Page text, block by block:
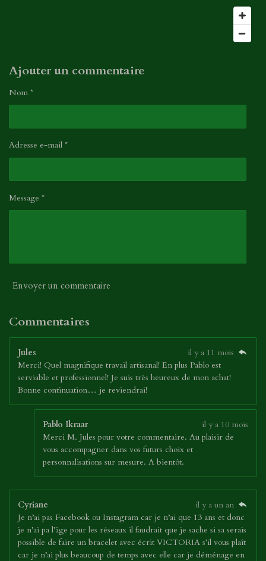
Ajouter un commentaire
Nom *
Adresse e-mail *
Message *
Envoyer un commentaire
Commentaires
Jules
il y a 11 mois
Merci! Quel magnifique travail artisanal! En plus Pablo est
serviable et professionnel! Je suis très heureux de mon achat!
Bonne continuation… je reviendrai!
Pablo Ikraar
il y a 10 mois
Merci M. Jules pour votre commentaire. Au plaisir de
vous accompagner dans vos futurs choix et
personnalisations sur mesure. A bientôt.
Cyriane
il y a un an
Je n’ai pas Facebook ou Instagram car je n’ai que 13 ans et donc
je n’ai pa l’âge pour les réseaux il faudrait que je sache si sa serais
possible de faire un bracelet avec écrit VICTORIA s’il vous plaît
car je n’ai plus beaucoup de temps avec elle car je déménage en